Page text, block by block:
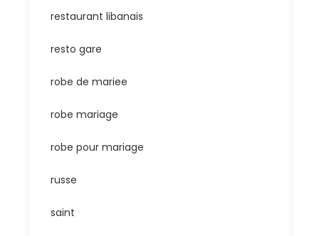
restaurant libanais
resto gare
robe de mariee
robe mariage
robe pour mariage
russe
saint